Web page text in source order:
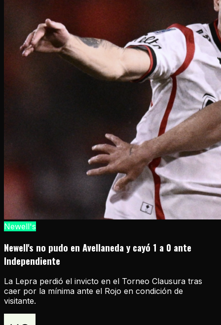
Newell's
Newell's no pudo en Avellaneda y cayó 1 a 0 ante
Independiente
La Lepra perdió el invicto en el Torneo Clausura tras
caer por la mínima ante el Rojo en condición de
visitante.